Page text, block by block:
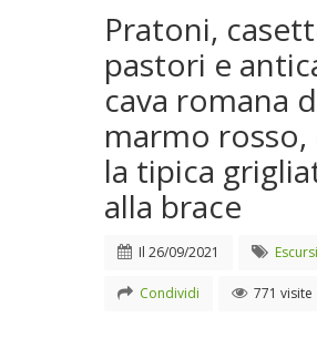
Pratoni,
pastori e
cava romana
marmo rosso,
la tipica
alla brace
Il 26/09/2021
Condividi 771 visite